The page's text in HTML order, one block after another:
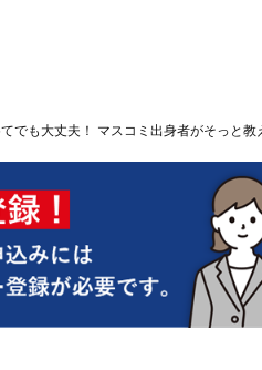
でも大丈夫！ マスコミ出身者がそっと教